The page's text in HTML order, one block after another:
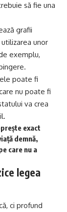
să fie una
grafii
unor
exemplu,
poate fi
nu poate fi
va crea
exact
demnă,
care nu a
legea
ci profund